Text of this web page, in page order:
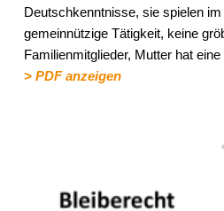
Deutschkenntnisse, sie spielen
gemeinnützige Tätigkeit, keine
Familienmitglieder, Mutter hat
> PDF anzeigen